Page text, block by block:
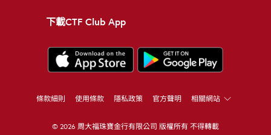
下載CTF Club App
條款細則 使用條款 隱私政策 官方聲明 相關網站
© 2026 周大福珠寶金行有限公司 版權所有 不得轉載